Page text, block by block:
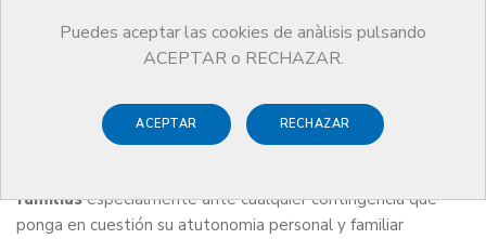
Puedes aceptar las cookies de anàlisis pulsando
ACEPTAR o RECHAZAR.
ACEPTAR RECHAZAR
Acogida y asesoramiento
El Programa de Protección Social quiere promover
familiasespecialmente ante cualquier contingencia que
ponga en cuestión su atutonomia personal y familiar